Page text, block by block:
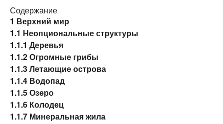
Содержание
1 Верхний мир
1.1 Неопциональные структуры
1.1.1 Деревья
1.1.2Огромные грибы
1.1.3Летающие острова
1.1.4 Водопад
1.1.5Озеро
1.1.6 Колодец
1.1.7 Минеральная жила